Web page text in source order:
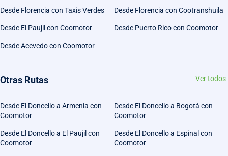
Desde Florencia con Taxis Verdes Desde Florencia con Cootranshuila
Desde El Paujil con Coomotor Desde Puerto Rico con Coomotor
Desde Acevedo con Coomotor
Otras Rutas Ver todos
Desde El Doncello a Armenia con
Coomotor
Desde El Doncello a Bogotá con
Coomotor
Desde El Doncello a El Paujil con
Coomotor
Desde El Doncello a Espinal con
Coomotor